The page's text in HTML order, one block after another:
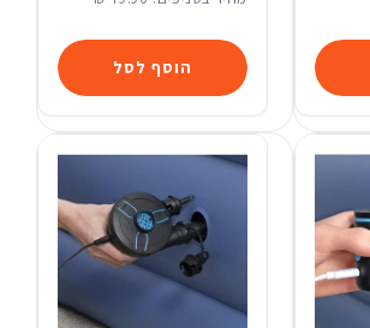
הוסף לסל